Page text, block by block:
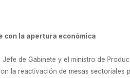
con la apertura económica
de Gabinete y el ministro de
la reactivación de mesas sectoriales